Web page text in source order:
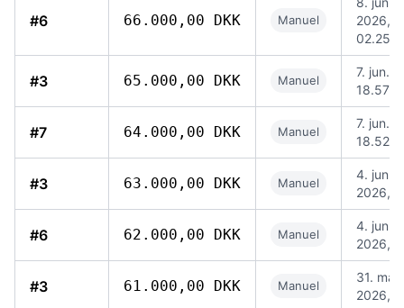
#6 66.000,00 DKK Manuel
2026,
02.25
#3 65.000,00 DKK Manuel
7. jun.
18.57
#7 64.000,00 DKK Manuel
7. jun.
18.52
#3 63.000,00 DKK Manuel
4. jun.
2026,
#6 62.000,00 DKK Manuel
4. jun.
2026,
#3 61.000,00 DKK Manuel
31. maj
2026,